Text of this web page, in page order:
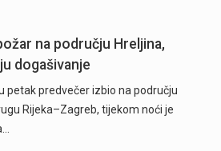
na području Hreljina,
dogašivanje
petak predvečer izbio na području
Rijeka–Zagreb, tijekom noći je